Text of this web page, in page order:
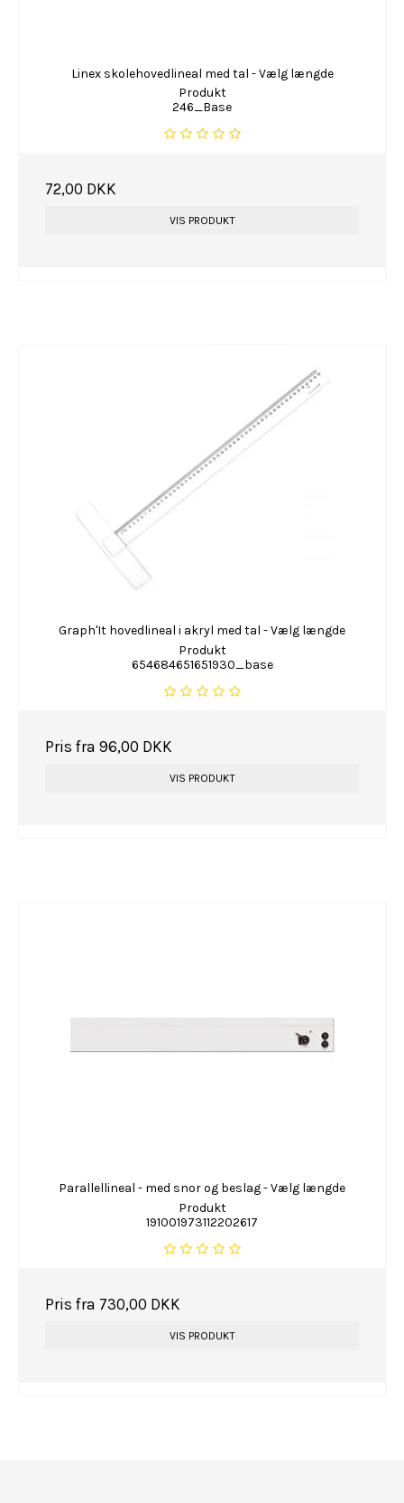
Linex skolehovedlineal med tal - Vælg længde
Produkt
246_Base
72,00 DKK
VIS PRODUKT
Graph'It hovedlineal i akryl med tal - Vælg længde
Produkt
654684651651930_base
Pris fra 96,00 DKK
VIS PRODUKT
Parallellineal - med snor og beslag - Vælg længde
Produkt
191001973112202617
Pris fra 730,00 DKK
VIS PRODUKT